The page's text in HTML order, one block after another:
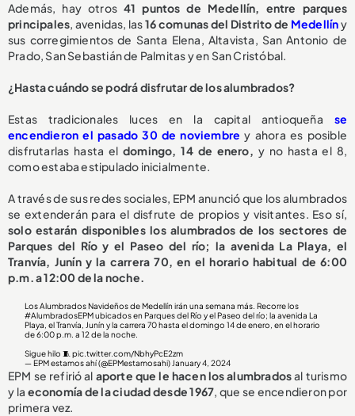
Además, hay otros41 puntos de Medellín, entre parques
principales, avenidas, las16 comunas del Distrito de Medellíny
sus corregimientos de Santa Elena, Altavista, San Antonio de
Prado, San Sebastián de Palmitas y en San Cristóbal.
¿Hasta cuándo se podrá disfrutar de los alumbrados?
Estas tradicionales luces en la capital antioqueña
se
encendieron el pasado 30 de noviembre y ahora es posible
disfrutarlas hasta eldomingo, 14 de enero, y no hasta el 8,
como estaba estipulado inicialmente.
A través de sus redes sociales, EPM anunció que los alumbrados
se extenderán para el disfrute de propios y visitantes. Eso sí,
solo estarán disponibles los alumbrados de los sectores de
Parques del Río y el Paseo del río; la avenida La Playa, el
Tranvía, Junín y la carrera 70, en el horario habitual de 6:00
p.m. a 12:00 de la noche.
Los Alumbrados Navideños de Medellín irán una semana más. Recorre los
#AlumbradosEPMubicados en Parques del Río y el Paseo del río; la avenida La
Playa, el Tranvía, Junín y la carrera 70 hasta el domingo 14 de enero, en el horario
de 6:00 p.m. a 12 de la noche.
Sigue hilo 🧵pic.twitter.com/NbhyPcE2zm
— EPM estamos ahí (@EPMestamosahi)January 4, 2024
EPM se refirió al aporte que le hacen los alumbradosal turismo
y la economía de la ciudad desde 1967, que se encendieron por
primera vez.